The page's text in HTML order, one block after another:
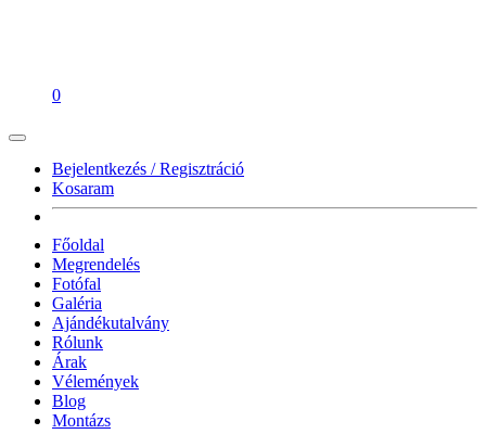
0
Bejelentkezés / Regisztráció
Kosaram
Főoldal
Megrendelés
Fotófal
Galéria
Ajándékutalvány
Rólunk
Árak
Vélemények
Blog
Montázs